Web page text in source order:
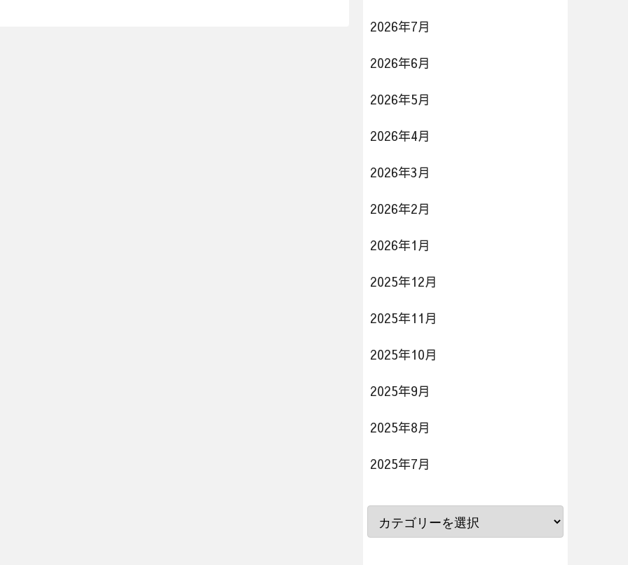
2026年7月
2026年6月
2026年5月
2026年4月
2026年3月
2026年2月
2026年1月
2025年12月
2025年11月
2025年10月
2025年9月
2025年8月
2025年7月